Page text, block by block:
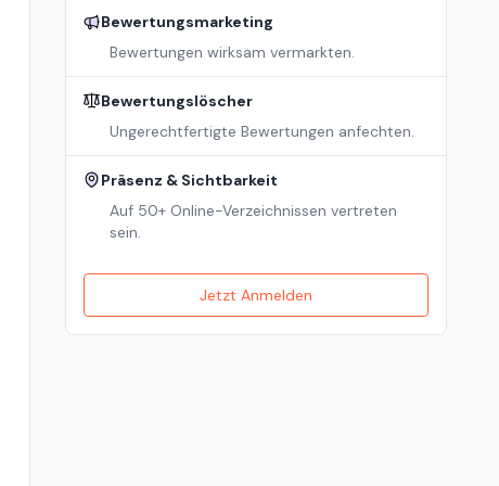
Bewertungsmarketing
Bewertungen wirksam vermarkten.
Bewertungslöscher
Ungerechtfertigte Bewertungen anfechten.
Präsenz & Sichtbarkeit
Auf 50+ Online-Verzeichnissen vertreten
sein.
Jetzt Anmelden